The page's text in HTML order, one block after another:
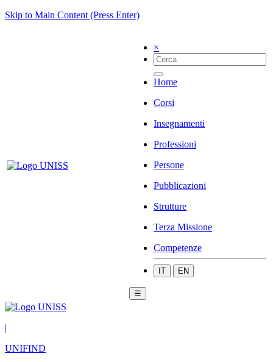
Skip to Main Content (Press Enter)
×
Home
Corsi
Insegnamenti
Professioni
Persone
Pubblicazioni
Strutture
Terza Missione
Competenze
IT EN
☰
|
UNIFIND